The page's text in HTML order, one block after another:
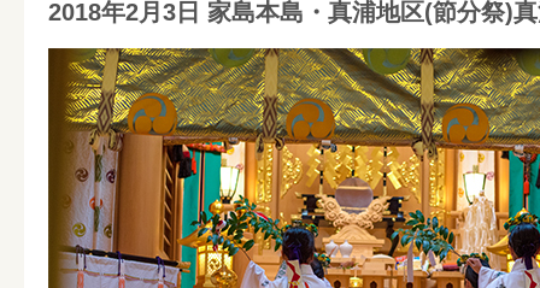
2018年2月3日 家島本島・真浦地区(節分祭)